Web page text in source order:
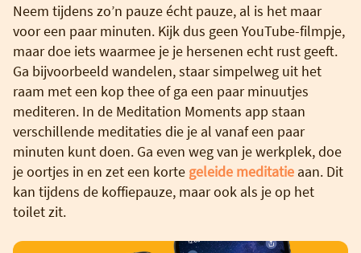
Neem tijdens zo’n pauze écht pauze, al is het maar
voor een paar minuten. Kijk dus geen YouTube-filmpje,
maar doe iets waarmee je je hersenen echt rust geeft.
Ga bijvoorbeeld wandelen, staar simpelweg uit het
raam met een kop thee of ga een paar minuutjes
mediteren. In de Meditation Moments app staan
verschillende meditaties die je al vanaf een paar
minuten kunt doen. Ga even weg van je werkplek, doe
je oortjes in en zet een korte geleide meditatie aan. Dit
kan tijdens de koffiepauze, maar ook als je op het
toilet zit.